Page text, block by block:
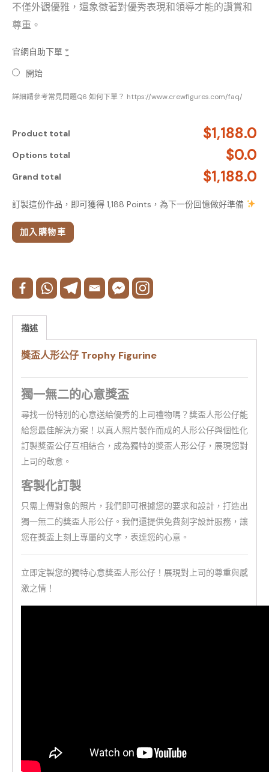
不僅外觀優雅，還象徵著對優秀表現和領導才能的讚賞和
尊重。
官網自助下單 *
開始
詳細請參考常見問題Q6 如何下單？ https://www.crewfigures.com/faq/
Product total $1,188.0
Options total $0.0
Grand total $1,188.0
訂製這份作品，即可獲得 1,188 Points，為下一份回憶做好準備
加入購物車
描述
獎盃人形公仔 Trophy Figurine
獨一無二的心意獎盃
尋找一份特別的心意送給優秀的上司禮物嗎？獎盃人形公仔能
給您最佳解決方案！以真人照片製作而成的人形公仔與個性化
訂製獎盃公仔互相結合，成為獨特的獎盃人形公仔，展現您對
上司的敬意。
客製化訂製
只需上傳對象的照片，我們即可根據您的要求和設計，打造出
獨一無二的獎盃人形公仔。我們還提供免費刻字設計服務，讓
您在獎盃上刻上專屬的文字，表達您的心意。
立即定製您的獨特心意獎盃人形公仔！展現對上司的尊重與感
激之情！